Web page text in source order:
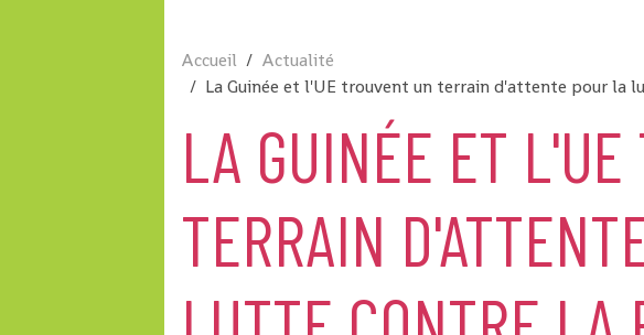
Accueil
Actualité
La Guinée et l'UE trouvent un terrain d'attente pour la
LA GUINÉE ET
TERRAIN